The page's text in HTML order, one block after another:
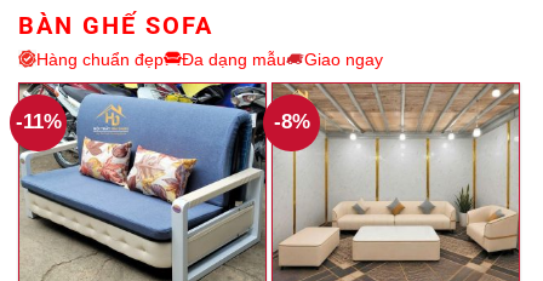
BÀN GHẾ SOFA
Hàng chuẩn đẹp Đa dạng mẫu Giao ngay
-11% -8%